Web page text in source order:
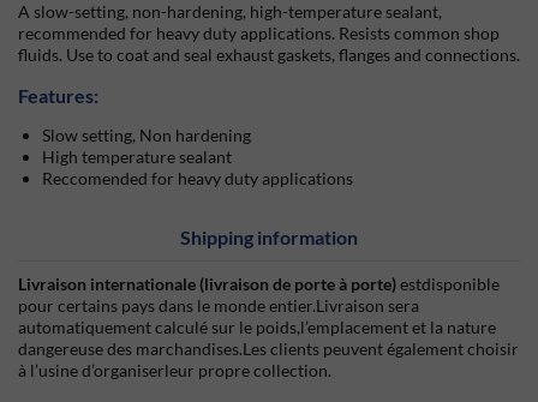
A slow-setting, non-hardening, high-temperature sealant,
recommended for heavy duty applications. Resists common shop
fluids. Use to coat and seal exhaust gaskets, flanges and connections.
Features:
Slow setting, Non hardening
High temperature sealant
Reccomended for heavy duty applications
Shipping information
Livraison internationale (livraison de porte à porte)estdisponible
pour certains pays dans le monde entier.Livraison sera
automatiquement calculé sur le poids,l’emplacement et la nature
dangereuse des marchandises.Les clients peuvent également choisir
à l’usine d’organiserleur propre collection.